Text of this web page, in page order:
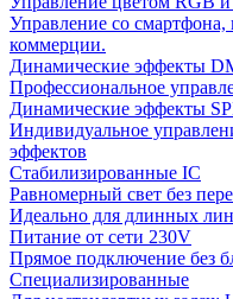
Управление со смартфона,
коммерции.
Динамические эффекты
Профессиональное
Динамические эффекты
Индивидуальное
эффектов
Стабилизированные IC
Равномерный свет без
Идеально для длинных
Питание от сети 230V
Прямое подключение без
Специализированные